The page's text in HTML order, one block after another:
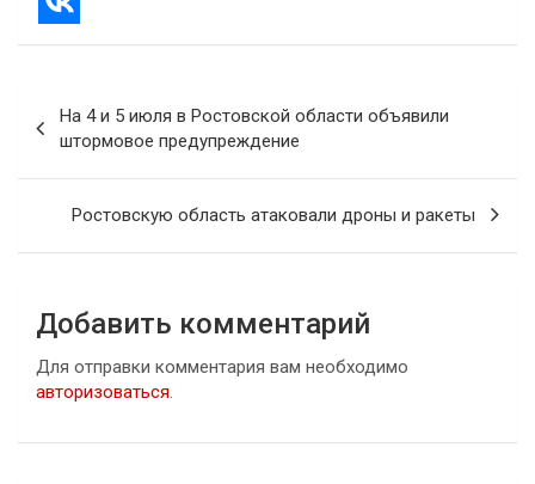
по
записям
На 4 и 5 июля в Ростовской области объявили
штормовое предупреждение
Ростовскую область атаковали дроны и ракеты
Добавить комментарий
Для отправки комментария вам необходимо
авторизоваться